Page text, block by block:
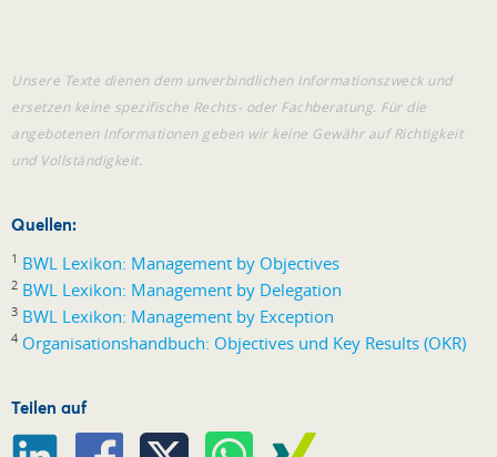
Unsere Texte dienen dem unverbindlichen Informationszweck und
ersetzen keine spezifische Rechts- oder Fachberatung. Für die
angebotenen Informationen geben wir keine Gewähr auf Richtigkeit
und Vollständigkeit.
Quellen:
1 BWL Lexikon: Management by Objectives
2 BWL Lexikon: Management by Delegation
3 BWL Lexikon: Management by Exception
4 Organisationshandbuch: Objectives und Key Results (OKR)
Teilen auf